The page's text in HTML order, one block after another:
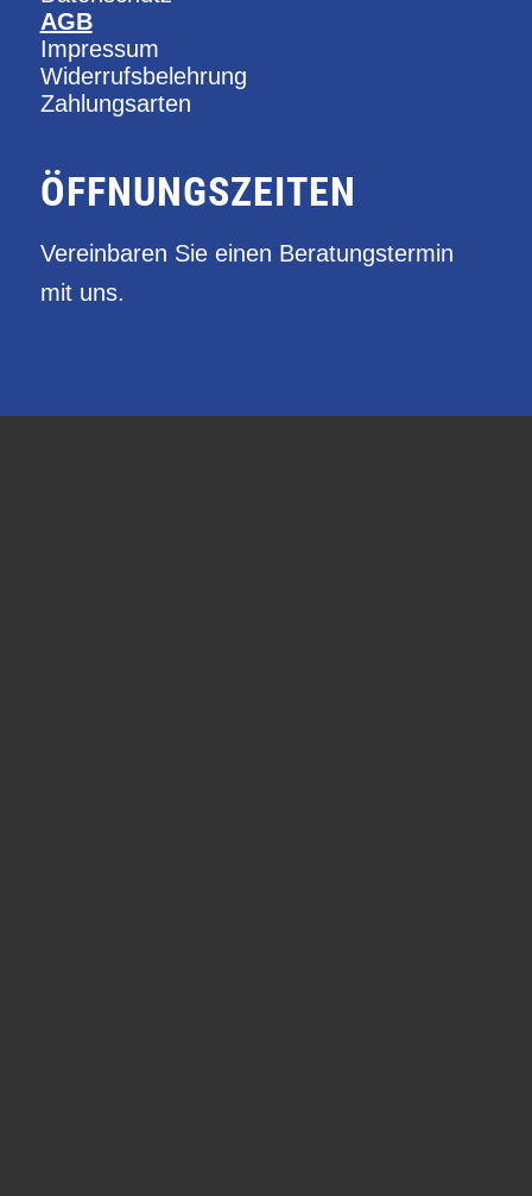
AGB
Impressum
Widerrufsbelehrung
Zahlungsarten
ÖFFNUNGSZEITEN
Vereinbaren Sie einen Beratungstermin
mit uns.